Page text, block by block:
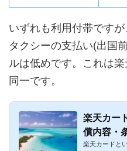
いずれも利用付帯です
タクシーの支払い(出国
ルは低めです。これは
同一です。
楽天カー
償内容・
楽天カードと